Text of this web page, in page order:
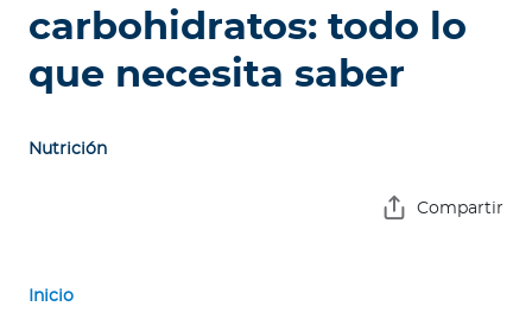
A
carbohidratos: todo lo
que necesita saber
Nutrición
Compartir
Inicio